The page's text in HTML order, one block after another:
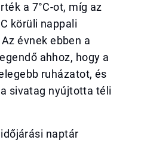
a 7°C-ot, míg az
körüli nappali
évnek ebben a
ahhoz, hogy a
ruházatot, és
sivatag nyújtotta téli
naptár